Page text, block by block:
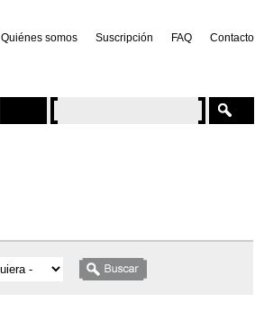
Quiénes somos Suscripción FAQ Contacto